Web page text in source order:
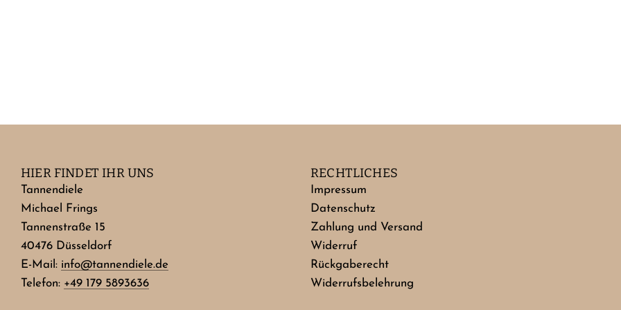
HIER FINDET IHR UNS
Tannendiele
Michael Frings
Tannenstraße 15
40476 Düsseldorf
E-Mail: info@tannendiele.de
Telefon: +49 179 5893636
RECHTLICHES
Impressum
Datenschutz
Zahlung und Versand
Widerruf
Rückgaberecht
Widerrufsbelehrung